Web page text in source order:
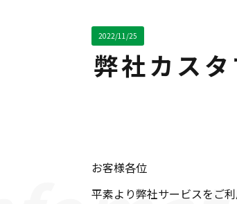
2022/11/25
弊社カス
お客様各位
平素より弊社サービスをご